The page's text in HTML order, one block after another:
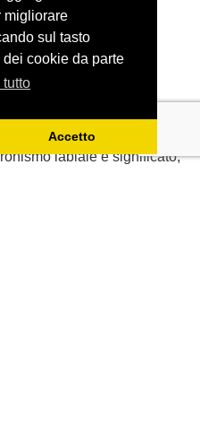
migliorare
sul tasto
cookie da parte
tutto
Accetto
il caso
significa
labiale e significato,